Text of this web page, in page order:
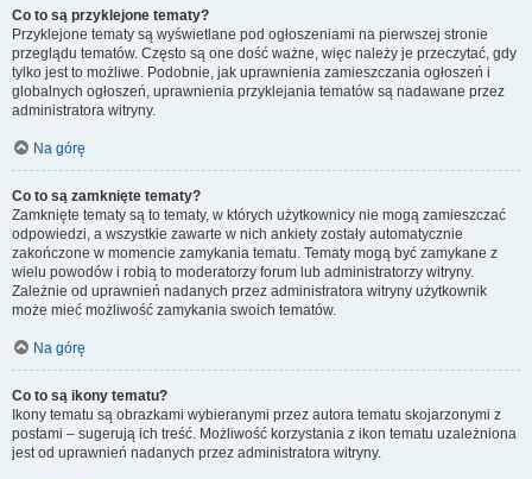
Co to są przyklejone tematy?
Przyklejone tematy są wyświetlane pod ogłoszeniami na pierwszej stronie
przeglądu tematów. Często są one dość ważne, więc należy je przeczytać, gdy
tylko jest to możliwe. Podobnie, jak uprawnienia zamieszczania ogłoszeń i
globalnych ogłoszeń, uprawnienia przyklejania tematów są nadawane przez
administratora witryny.
Na górę
Co to są zamknięte tematy?
Zamknięte tematy są to tematy, w których użytkownicy nie mogą zamieszczać
odpowiedzi, a wszystkie zawarte w nich ankiety zostały automatycznie
zakończone w momencie zamykania tematu. Tematy mogą być zamykane z
wielu powodów i robią to moderatorzy forum lub administratorzy witryny.
Zależnie od uprawnień nadanych przez administratora witryny użytkownik
może mieć możliwość zamykania swoich tematów.
Na górę
Co to są ikony tematu?
Ikony tematu są obrazkami wybieranymi przez autora tematu skojarzonymi z
postami – sugerują ich treść. Możliwość korzystania z ikon tematu uzależniona
jest od uprawnień nadanych przez administratora witryny.